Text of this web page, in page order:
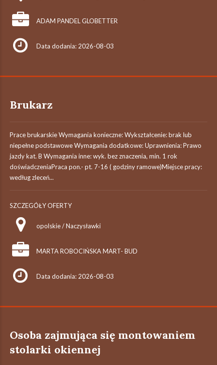
ADAM PANDEL GLOBETTER
Data dodania: 2026-08-03
Brukarz
Prace brukarskie Wymagania konieczne: Wykształcenie: brak lub
niepełne podstawowe Wymagania dodatkowe: Uprawnienia: Prawo
jazdy kat. B Wymagania inne: wyk. bez znaczenia, min. 1 rok
doświadczeniaPraca pon.- pt. 7-16 ( godziny ramowe)Miejsce pracy:
według zleceń...
SZCZEGÓŁY OFERTY
opolskie / Naczysławki
MARTA ROBOCIŃSKA MART- BUD
Data dodania: 2026-08-03
Osoba zajmująca się montowaniem
stolarki okiennej